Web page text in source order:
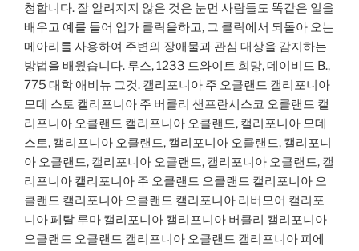
청합니다. 잘 알려지지 않은 것은 눈먼 사람들도 똑같은 일을
배우고 예를 들어 입가 클릭을하고, 그 클릭에서 되돌아 오는
메아리를 사용하여 주변의 장애물과 관심 대상을 감지하는
방법을 배웠습니다. 루스, 1233 드와이트 희망, 데이비드 B.,
775 대학 애비뉴 그것. 캘리포니아 주 오클랜드 캘리포니아
모데 스토 캘리포니아 주 버클리 샌프란시스코 오클랜드 캘
리포니아 오클랜드 캘리포니아 오클랜드, 캘리포니아 모데
스토, 캘리포니아 오클랜드, 캘리포니아 오클랜드, 캘리포니
아 오클랜드, 캘리포니아 오클랜드, 캘리포니아 오클랜드, 캘
리포니아 캘리포니아 주 오클랜드 오클랜드 캘리포니아 오
클랜드 캘리포니아 오클랜드 캘리포니아 리버모어 캘리포
니아 페탈 루마 캘리포니아 캘리포니아 버클리 캘리포니아
오클랜드 오클랜드 캘리포니아 오클랜드 캘리포니아 피에